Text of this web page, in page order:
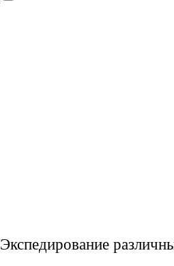
Экспедирование